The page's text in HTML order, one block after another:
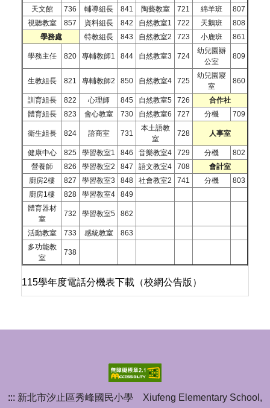
天文館 736 輔導組長 841 陶藝教室 721 綿羊班
807
視聽教室
857 資料組長 842 自然教室1 722 天鵝班
808
學務處
特教組長 843 自然教室2 723 小鹿班 861
學務主任 820 專輔教師1 844 自然教室3 724
幼兒園辦
公室
809
生教組長 821 專輔教師2 850 自然教室4 725
幼兒園寢
室
860
訓育組長 822 心理師 845 自然教室5 726
合作社
體育組長
823 會心教室 730 自然教室6 727 分機 709
衛生組長 824 諮商室 731
本土語教
室
728 人事室
健康中心 825 學習教室1 846 音樂教室4 729 分機
802
營養師
826 學習教室2 847 語文教室4 708
會計室
廚房2樓
827 學習教室3 848 社會教室2 741 分機
803
廚房1樓
828 學習教室4
849
體育器材
室
732 學習教室5 862
活動教室 733 感統教室
863
多功能教
室
738
115學年度電話分機表下載（校網公告版）
::: 新北市汐止區秀峰國民小學 Xiufeng Elementary School,